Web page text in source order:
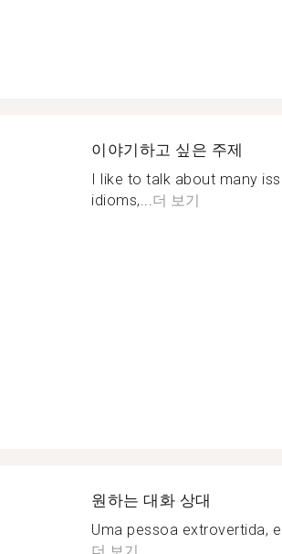
이야기하고 싶은 주제
I like to talk about many
idioms,...더 보기
원하는 대화 상대
Uma pessoa extrovertida,